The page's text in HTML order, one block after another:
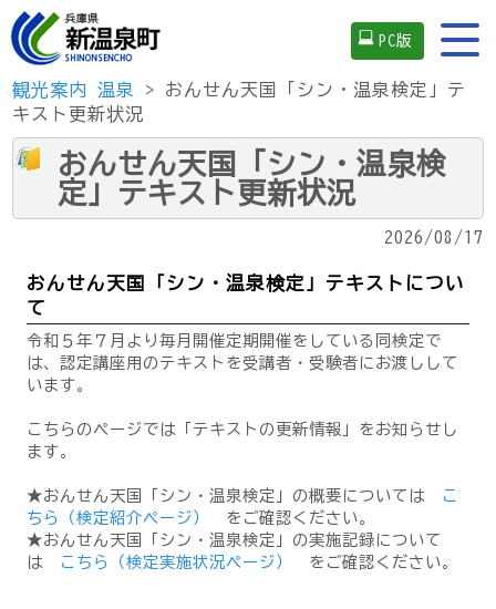
PC版
観光案内 温泉
> おんせん天国「シン・温泉検定」テ
キスト更新状況
おんせん天国「シン・温泉検
定」テキスト更新状況
2026/08/17
おんせん天国「シン・温泉検定」テキストについ
て
令和５年７月より毎月開催定期開催をしている同検定で
は、認定講座用のテキストを受講者・受験者にお渡しして
います。
こちらのページでは「テキストの更新情報」をお知らせし
ます。
★おんせん天国「シン・温泉検定」の概要については
こ
ちら（検定紹介ページ）
をご確認ください。
★おんせん天国「シン・温泉検定」の実施記録について
は
こちら（検定実施状況ページ） をご確認ください。